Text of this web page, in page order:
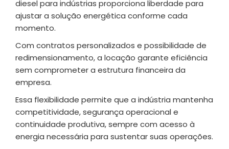
diesel para indústrias proporciona liberdade para
ajustar a solução energética conforme cada
momento.
Com contratos personalizados e possibilidade de
redimensionamento, a locação garante eficiência
sem comprometer a estrutura financeira da
empresa.
Essa flexibilidade permite que a indústria mantenha
competitividade, segurança operacional e
continuidade produtiva, sempre com acesso à
energia necessária para sustentar suas operações.